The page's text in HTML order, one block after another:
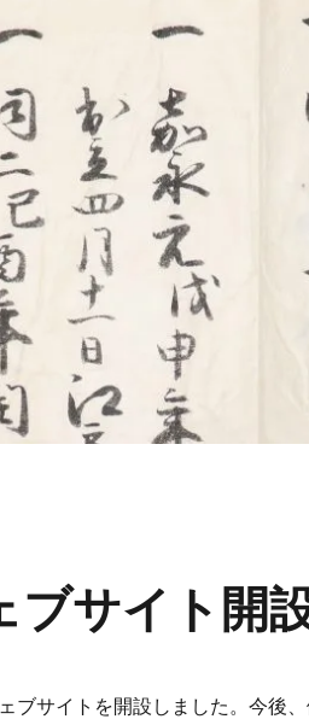
ブサイト開
ブサイトを開設しました。今後